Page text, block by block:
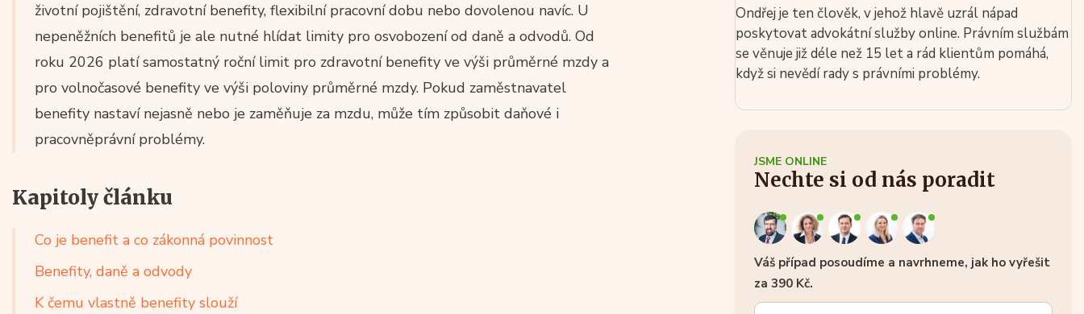
životní pojištění, zdravotní benefity, flexibilní pracovní dobu nebo dovolenou navíc. U
nepeněžních benefitů je ale nutné hlídat limity pro osvobození od daně a odvodů. Od
roku 2026 platí samostatný roční limit pro zdravotní benefity ve výši průměrné mzdy a
pro volnočasové benefity ve výši poloviny průměrné mzdy. Pokud zaměstnavatel
benefity nastaví nejasně nebo je zaměňuje za mzdu, může tím způsobit daňové i
pracovněprávní problémy.
Kapitoly článku
Co je benefit a co zákonná povinnost
Benefity, daně a odvody
K čemu vlastně benefity slouží
Ondřej je ten člověk, v jehož hlavě uzrál nápad
poskytovat advokátní služby online. Právním službám
se věnuje již déle než 15 let a rád klientům pomáhá,
když si nevědí rady s právními problémy.
JSME ONLINE
Nechte si od nás poradit
Váš případ posoudíme a navrhneme, jak ho vyřešit
za 390 Kč.